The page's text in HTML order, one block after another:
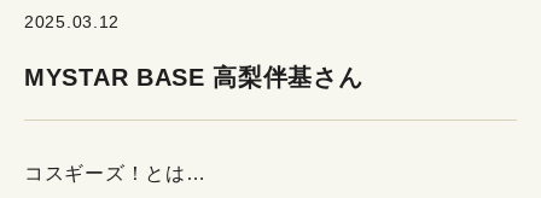
2025.03.12
MYSTAR BASE 高梨伴基さん
コスギーズ！とは…